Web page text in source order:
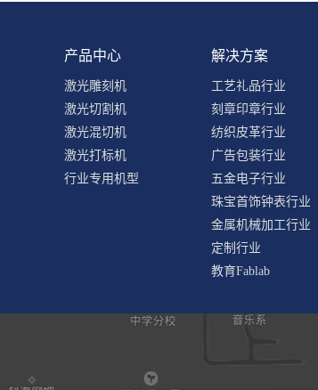
产品中心
激光雕刻机
激光切割机
激光混切机
激光打标机
行业专用机型
解决方案
工艺礼品行业
刻章印章行业
纺织皮革行业
广告包装行业
五金电子行业
珠宝首饰钟表行业
金属机械加工行业
定制行业
教育Fablab